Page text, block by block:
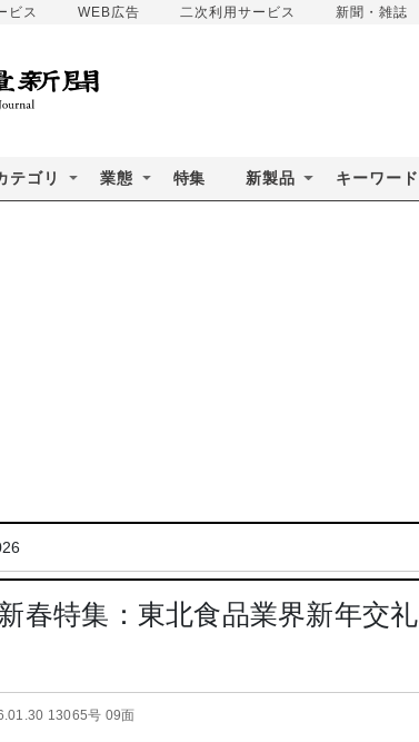
ビス WEB広告 二次利用サービス 新聞・雑誌
テゴリ 業態 特集 新製品 キーワード
春特集：東北食品業界新年交
13065号 09面